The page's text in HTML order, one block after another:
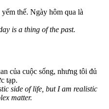
thế. Ngày hôm qua là
is a thing of the past.
của cuộc sống, nhưng tôi đủ
tạp.
side of life, but I am realistic
matter.